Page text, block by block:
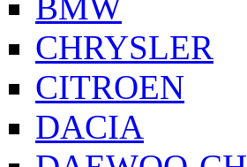
BMW
CHRYSLER
CITROEN
DACIA